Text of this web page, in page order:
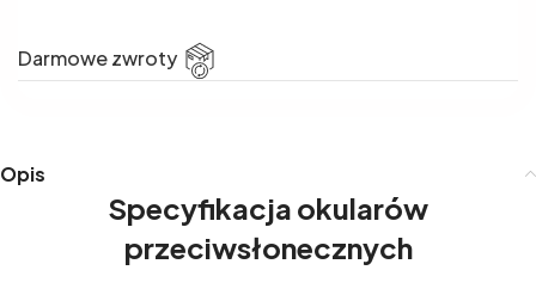
Darmowe zwroty
Opis
Specyfikacja okularów
przeciwsłonecznych